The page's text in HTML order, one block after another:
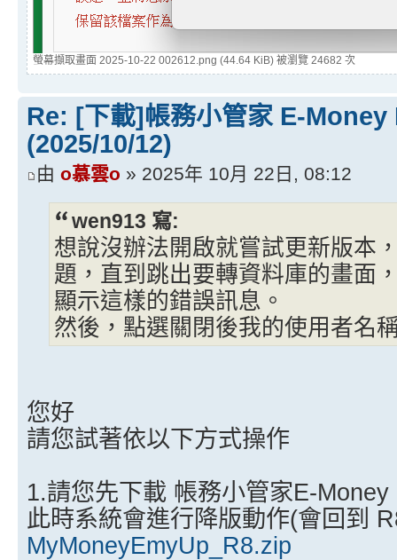
螢幕擷取畫面 2025-10-22 002612.png (44.64 KiB) 被瀏覽 24682 次
Re: [下載]帳務小管家 E-Money
(2025/10/12)
由 o慕雲o » 2025年 10月 22日, 08:12
wen913 寫:
想說沒辦法開啟就嘗試更新版本
題，直到跳出要轉資料庫的畫面
顯示這樣的錯誤訊息。
然後，點選關閉後我的使用者名
您好
請您試著依以下方式操作
1.請您先下載 帳務小管家E-
此時系統會進行降版動作(會回到
MyMoneyEmyUp_R8.zip